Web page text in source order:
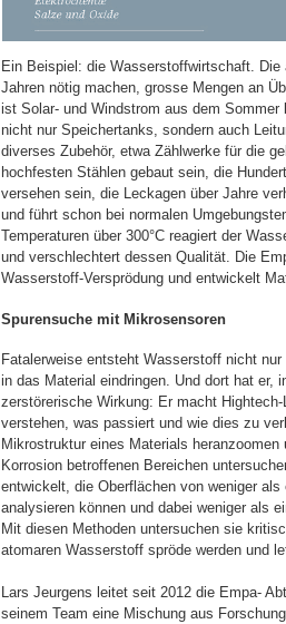
Ein Beispiel: die Wasserstoffwirtschaft.
Jahren nötig machen, grosse Mengen an
ist Solar- und Windstrom aus dem
nicht nur Speichertanks, sondern auch
diverses Zubehör, etwa Zählwerke für die
hochfesten Stählen gebaut sein, die
versehen sein, die Leckagen über Jahre
und führt schon bei normalen
Temperaturen über 300°C reagiert der
und verschlechtert dessen Qualität. Die
Wasserstoff-Versprödung und entwickelt
Spurensuche mit Mikrosensoren
Fatalerweise entsteht Wasserstoff nicht
in das Material eindringen. Und dort hat er,
zerstörerische Wirkung: Er macht
verstehen, was passiert und wie dies zu
Mikrostruktur eines Materials
Korrosion betroffenen Bereichen
entwickelt, die Oberflächen von weniger
analysieren können und dabei weniger als
Mit diesen Methoden untersuchen sie
atomaren Wasserstoff spröde werden und
Lars Jeurgens leitet seit 2012 die Empa-
seinem Team eine Mischung aus